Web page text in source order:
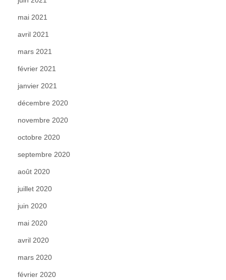
mai 2021
avril 2021
mars 2021
février 2021
janvier 2021
décembre 2020
novembre 2020
octobre 2020
septembre 2020
août 2020
juillet 2020
juin 2020
mai 2020
avril 2020
mars 2020
février 2020